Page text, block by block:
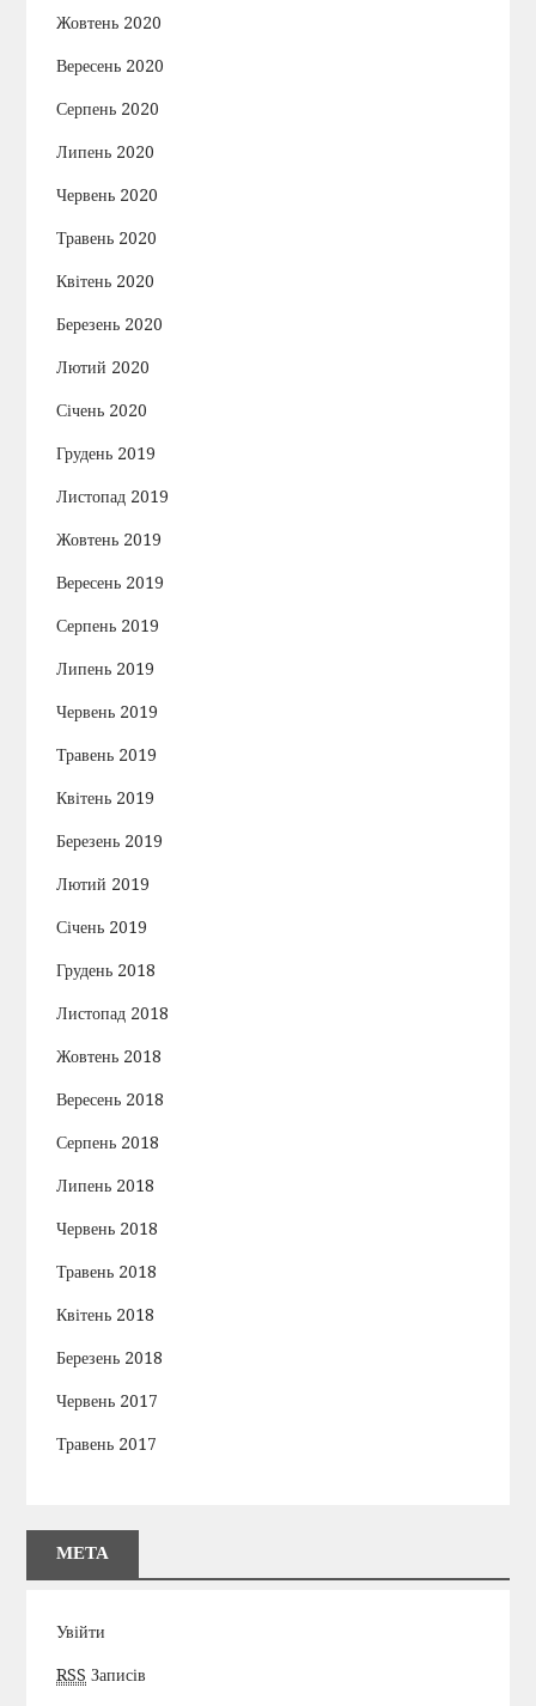
Жовтень 2020
Вересень 2020
Серпень 2020
Липень 2020
Червень 2020
Травень 2020
Квітень 2020
Березень 2020
Лютий 2020
Січень 2020
Грудень 2019
Листопад 2019
Жовтень 2019
Вересень 2019
Серпень 2019
Липень 2019
Червень 2019
Травень 2019
Квітень 2019
Березень 2019
Лютий 2019
Січень 2019
Грудень 2018
Листопад 2018
Жовтень 2018
Вересень 2018
Серпень 2018
Липень 2018
Червень 2018
Травень 2018
Квітень 2018
Березень 2018
Червень 2017
Травень 2017
МЕТА
Увійти
RSS Записів